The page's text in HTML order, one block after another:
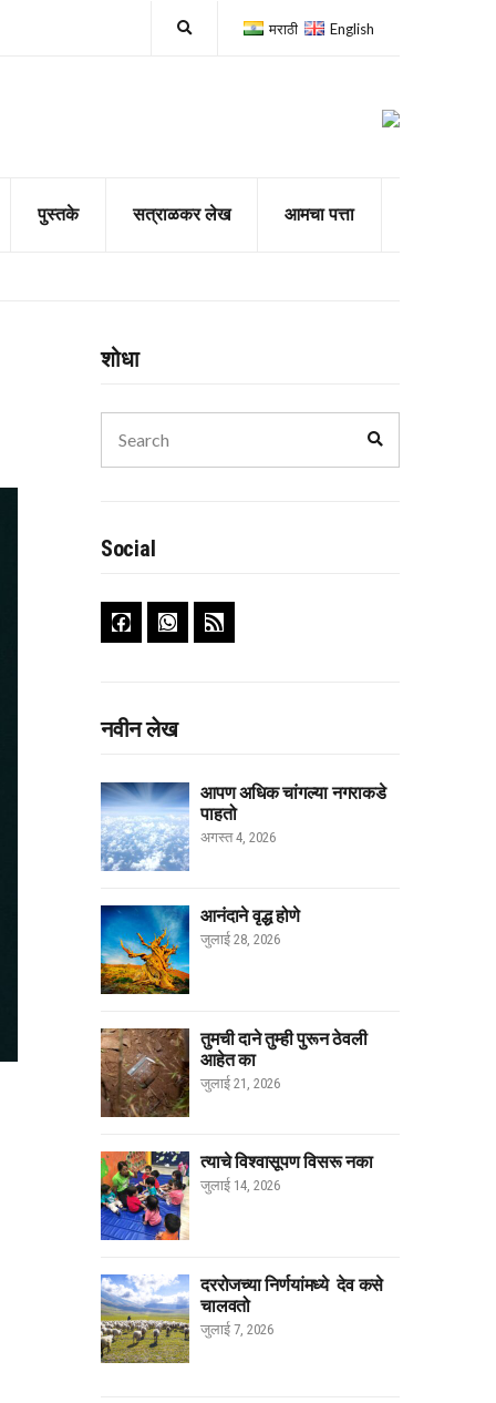
E
c
h
मराठी English
पुस्तके सत्राळकर लेख आमचा पत्ता
शोधा
for:
Social
नवीन लेख
आपण अधिक चांगल्या नगराकडे
पाहतो
अगस्त 4, 2026
आनंदाने वृद्ध होणे
जुलाई 28, 2026
तुमची दाने तुम्ही पुरून ठेवली
आहेत का
जुलाई 21, 2026
त्याचे विश्वासूपण विसरू नका
जुलाई 14, 2026
दररोजच्या निर्णयांमध्ये देव कसे
चालवतो
जुलाई 7, 2026